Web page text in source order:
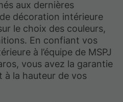
aux dernières
décoration intérieure
le choix des couleurs,
En confiant vos
à l’équipe de MSPJ
vous avez la garantie
à la hauteur de vos